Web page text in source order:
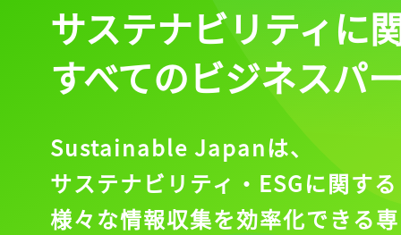
サステナビリティに
すべてのビジネスパ
Sustainable Japanは、
サステナビリティ・ESGに関する
様々な情報収集を効率化できる